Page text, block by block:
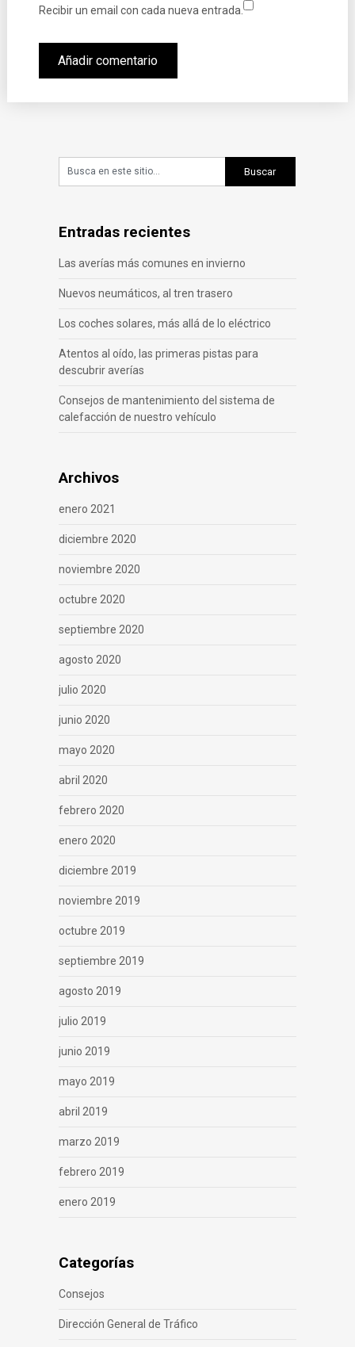
Recibir un email con cada nueva entrada.
Entradas recientes
Las averías más comunes en invierno
Nuevos neumáticos, al tren trasero
Los coches solares, más allá de lo eléctrico
Atentos al oído, las primeras pistas para
descubrir averías
Consejos de mantenimiento del sistema de
calefacción de nuestro vehículo
Archivos
enero 2021
diciembre 2020
noviembre 2020
octubre 2020
septiembre 2020
agosto 2020
julio 2020
junio 2020
mayo 2020
abril 2020
febrero 2020
enero 2020
diciembre 2019
noviembre 2019
octubre 2019
septiembre 2019
agosto 2019
julio 2019
junio 2019
mayo 2019
abril 2019
marzo 2019
febrero 2019
enero 2019
Categorías
Consejos
Dirección General de Tráfico